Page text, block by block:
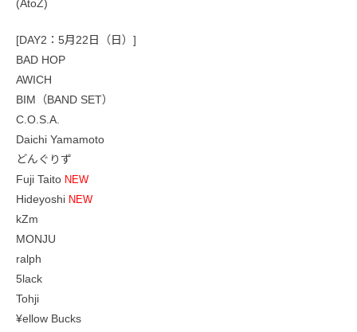
(AtoZ)
[DAY2：5月22日（日）]
BAD HOP
AWICH
BIM（BAND SET）
C.O.S.A.
Daichi Yamamoto
どんぐりず
Fuji Taito NEW
Hideyoshi NEW
kZm
MONJU
ralph
5lack
Tohji
¥ellow Bucks